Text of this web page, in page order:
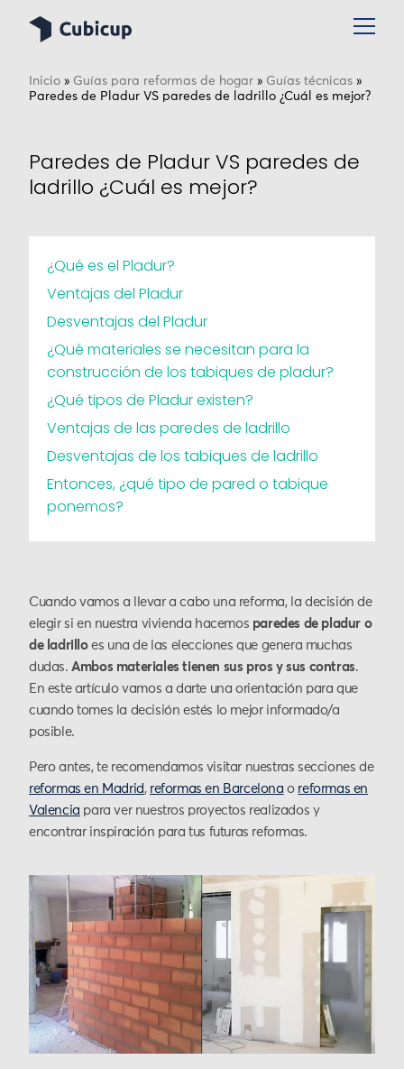
Inicio » Guías para reformas de hogar » Guías técnicas »
Paredes de Pladur VS paredes de ladrillo ¿Cuál es mejor?
Paredes de Pladur VS paredes de
ladrillo ¿Cuál es mejor?
¿Qué es el Pladur?
Ventajas del Pladur
Desventajas del Pladur
¿Qué materiales se necesitan para la
construcción de los tabiques de pladur?
¿Qué tipos de Pladur existen?
Ventajas de las paredes de ladrillo
Desventajas de los tabiques de ladrillo
Entonces, ¿qué tipo de pared o tabique
ponemos?
Cuando vamos a llevar a cabo una reforma, la decisión de
elegir si en nuestra vivienda hacemos paredes de pladur o
de ladrilloes una de las elecciones que genera muchas
dudas.Ambos materiales tienen sus pros y sus contras.
En este artículo vamos a darte una orientación para que
cuando tomes la decisión estés lo mejor informado/a
posible.
Pero antes, te recomendamos visitar nuestras secciones de
reformas en Madrid, reformas en Barcelona o reformas en
Valencia para ver nuestros proyectos realizados y
encontrar inspiración para tus futuras reformas.